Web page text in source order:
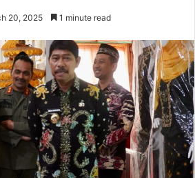
20, 2025 1 minute read